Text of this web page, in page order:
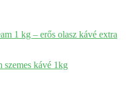
szemes kávé 1kg